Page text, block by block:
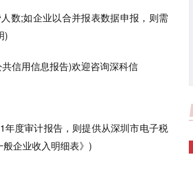
;如企业以合并报表数据申报，则需
)
信用信息报告)欢迎咨询深科信
度审计报告，则提供从深圳市电子税
企业收入明细表》)